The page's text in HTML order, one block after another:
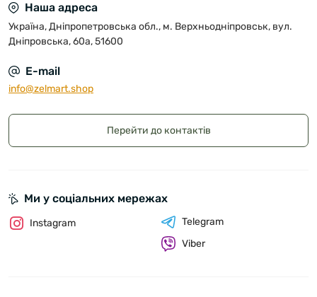
Наша адреса
Україна, Дніпропетровська обл., м. Верхньодніпровськ, вул.
Дніпровська, 60а, 51600
E-mail
info@zelmart.shop
Перейти до контактів
Ми у соціальних мережах
Instagram
Telegram
Viber